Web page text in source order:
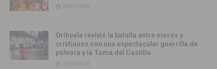
24/07/2026
Orihuela revivió la batalla entre moros y
cristianos con una espectacular guerrilla de
pólvora y la Toma del Castillo
22/07/2026